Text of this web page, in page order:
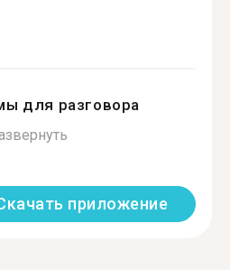
для разговора
приложение